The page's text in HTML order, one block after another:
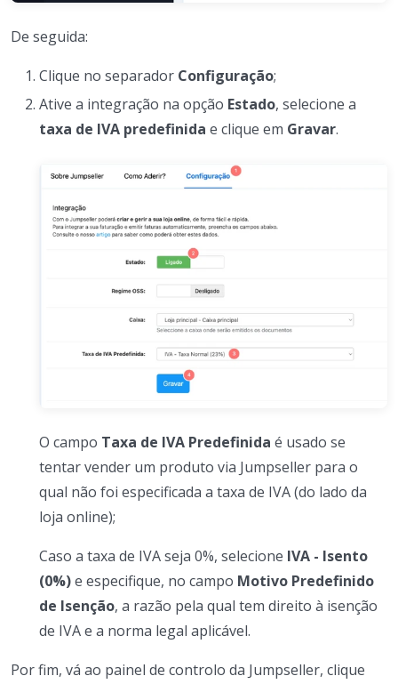
De seguida:
Clique no separador Configuração;
Ative a integração na opção Estado, selecione a
taxa de IVA predefinida e clique em Gravar.
O campo Taxa de IVA Predefinida é usado se
tentar vender um produto via Jumpseller para o
qual não foi especificada a taxa de IVA (do lado da
loja online);
Caso a taxa de IVA seja 0%, selecione IVA - Isento
(0%)e especifique, no campo Motivo Predefinido
de Isenção, a razão pela qual tem direito à isenção
de IVA e a norma legal aplicável.
Por fim, vá ao painel de controlo da Jumpseller, clique